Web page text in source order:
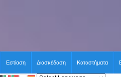
Εστίαση Διασκέδαση Καταστήματα